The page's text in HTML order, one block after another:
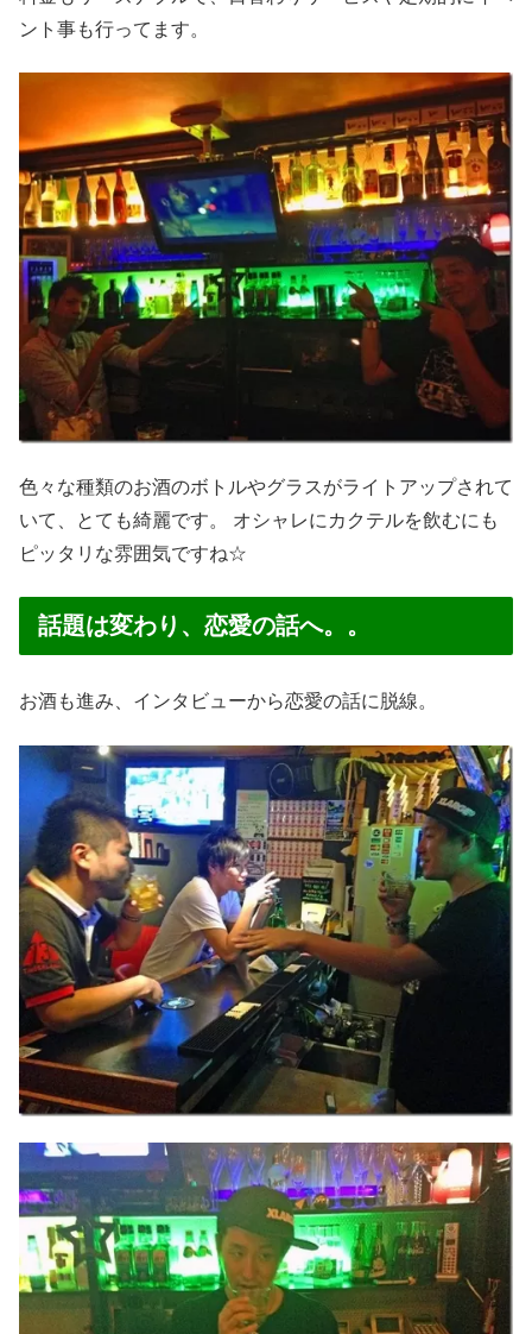
ント事も行ってます。
色々な種類のお酒のボトルやグラスがライトアップされて
いて、とても綺麗です。 オシャレにカクテルを飲むにも
ピッタリな雰囲気ですね☆
話題は変わり、恋愛の話へ。。
お酒も進み、インタビューから恋愛の話に脱線。